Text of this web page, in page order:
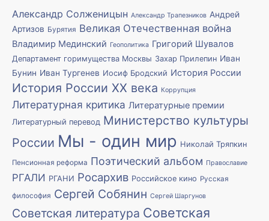
Александр Солженицын Александр Трапезников Андрей
Артизов Бурятия Великая Отечественная война
Владимир Мединский Геополитика Григорий Шувалов
Департамент горимущества Москвы Захар Прилепин Иван
Бунин Иван Тургенев Иосиф Бродский История России
История России XX века Коррупция
Литературная критика Литературные премии
Литературный перевод Министерство культуры
России Мы - один мир Николай Тряпкин
Пенсионная реформа Поэтический альбом Православие
РГАЛИ РГАНИ Росархив Российское кино Русская
философия Сергей Собянин Сергей Шаргунов
Советская литература Советская